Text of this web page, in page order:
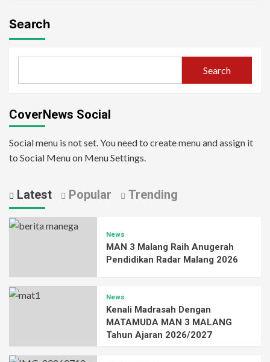
Search
Search
CoverNews Social
Social menu is not set. You need to create menu and assign it
to Social Menu on Menu Settings.
Latest Popular Trending
News
MAN 3 Malang Raih Anugerah
Pendidikan Radar Malang 2026
News
Kenali Madrasah Dengan
MATAMUDA MAN 3 MALANG
Tahun Ajaran 2026/2027